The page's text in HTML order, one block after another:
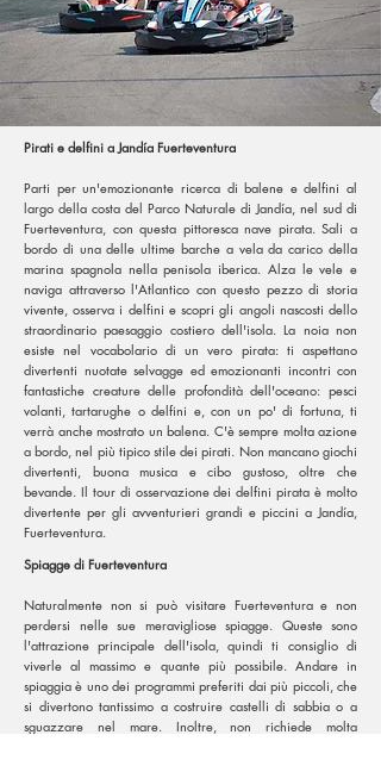
Pirati e delfini a Jandía Fuerteventura
Parti per un'emozionante ricerca di balene e delfini al
largo della costa del Parco Naturale di Jandía, nel sud di
Fuerteventura, con questa pittoresca nave pirata. Sali a
bordo di una delle ultime barche a vela da carico della
marina spagnola nella penisola iberica. Alza le vele e
naviga attraverso l'Atlantico con questo pezzo di storia
vivente, osserva i delfini e scopri gli angoli nascosti dello
straordinario paesaggio costiero dell'isola. La noia non
esiste nel vocabolario di un vero pirata: ti aspettano
divertenti nuotate selvagge ed emozionanti incontri con
fantastiche creature delle profondità dell'oceano: pesci
volanti, tartarughe o delfini e, con un po' di fortuna, ti
verrà anche mostrato un balena. C'è sempre molta azione
a bordo, nel più tipico stile dei pirati. Non mancano giochi
divertenti, buona musica e cibo gustoso, oltre che
bevande. Il tour di osservazione dei delfini pirata è molto
divertente per gli avventurieri grandi e piccini a Jandía,
Fuerteventura.
Spiagge di Fuerteventura
Naturalmente non si può visitare Fuerteventura e non
perdersi nelle sue meravigliose spiagge. Queste sono
l'attrazione principale dell'isola, quindi ti consiglio di
viverle al massimo e quante più possibile. Andare in
spiaggia è uno dei programmi preferiti dai più piccoli, che
si divertono tantissimo a costruire castelli di sabbia o a
sguazzare nel mare. Inoltre, non richiede molta